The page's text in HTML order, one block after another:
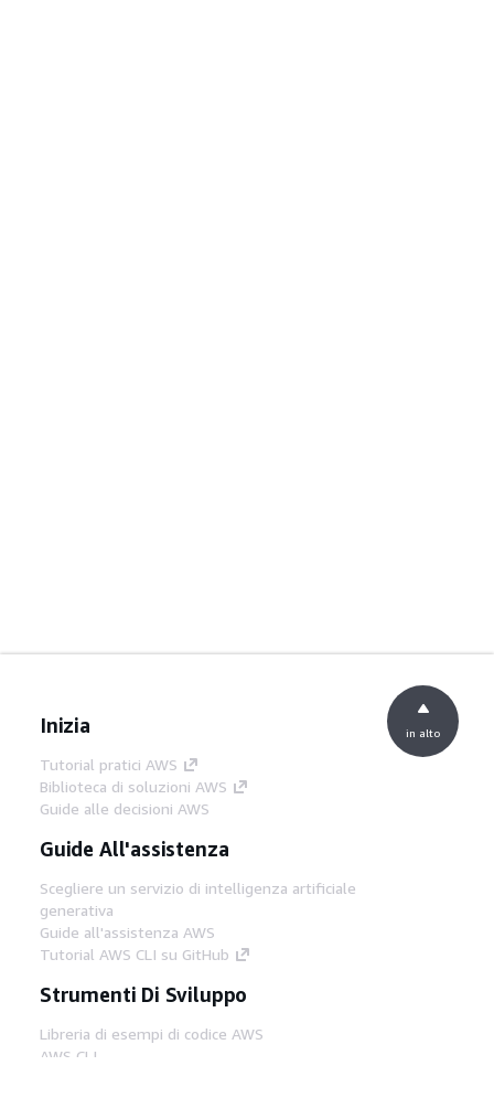
Inizia
Tutorial pratici AWS
Biblioteca di soluzioni AWS
Guide alle decisioni AWS
Guide All'assistenza
Scegliere un servizio di intelligenza artificiale
generativa
Guide all'assistenza AWS
Tutorial AWS CLI su GitHub
Strumenti Di Sviluppo
Libreria di esempi di codice AWS
AWS CLI
in alto